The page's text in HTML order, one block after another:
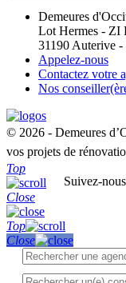
Demeures
Lot Hermes - ZI
31190 Auterive -
Appelez-nous
Contactez votre
Nos
© 2026 - Demeures
vos projets de
Suivez-
Top
Close
Top
Close